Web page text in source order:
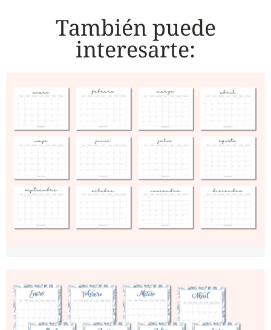
También puede
interesarte: